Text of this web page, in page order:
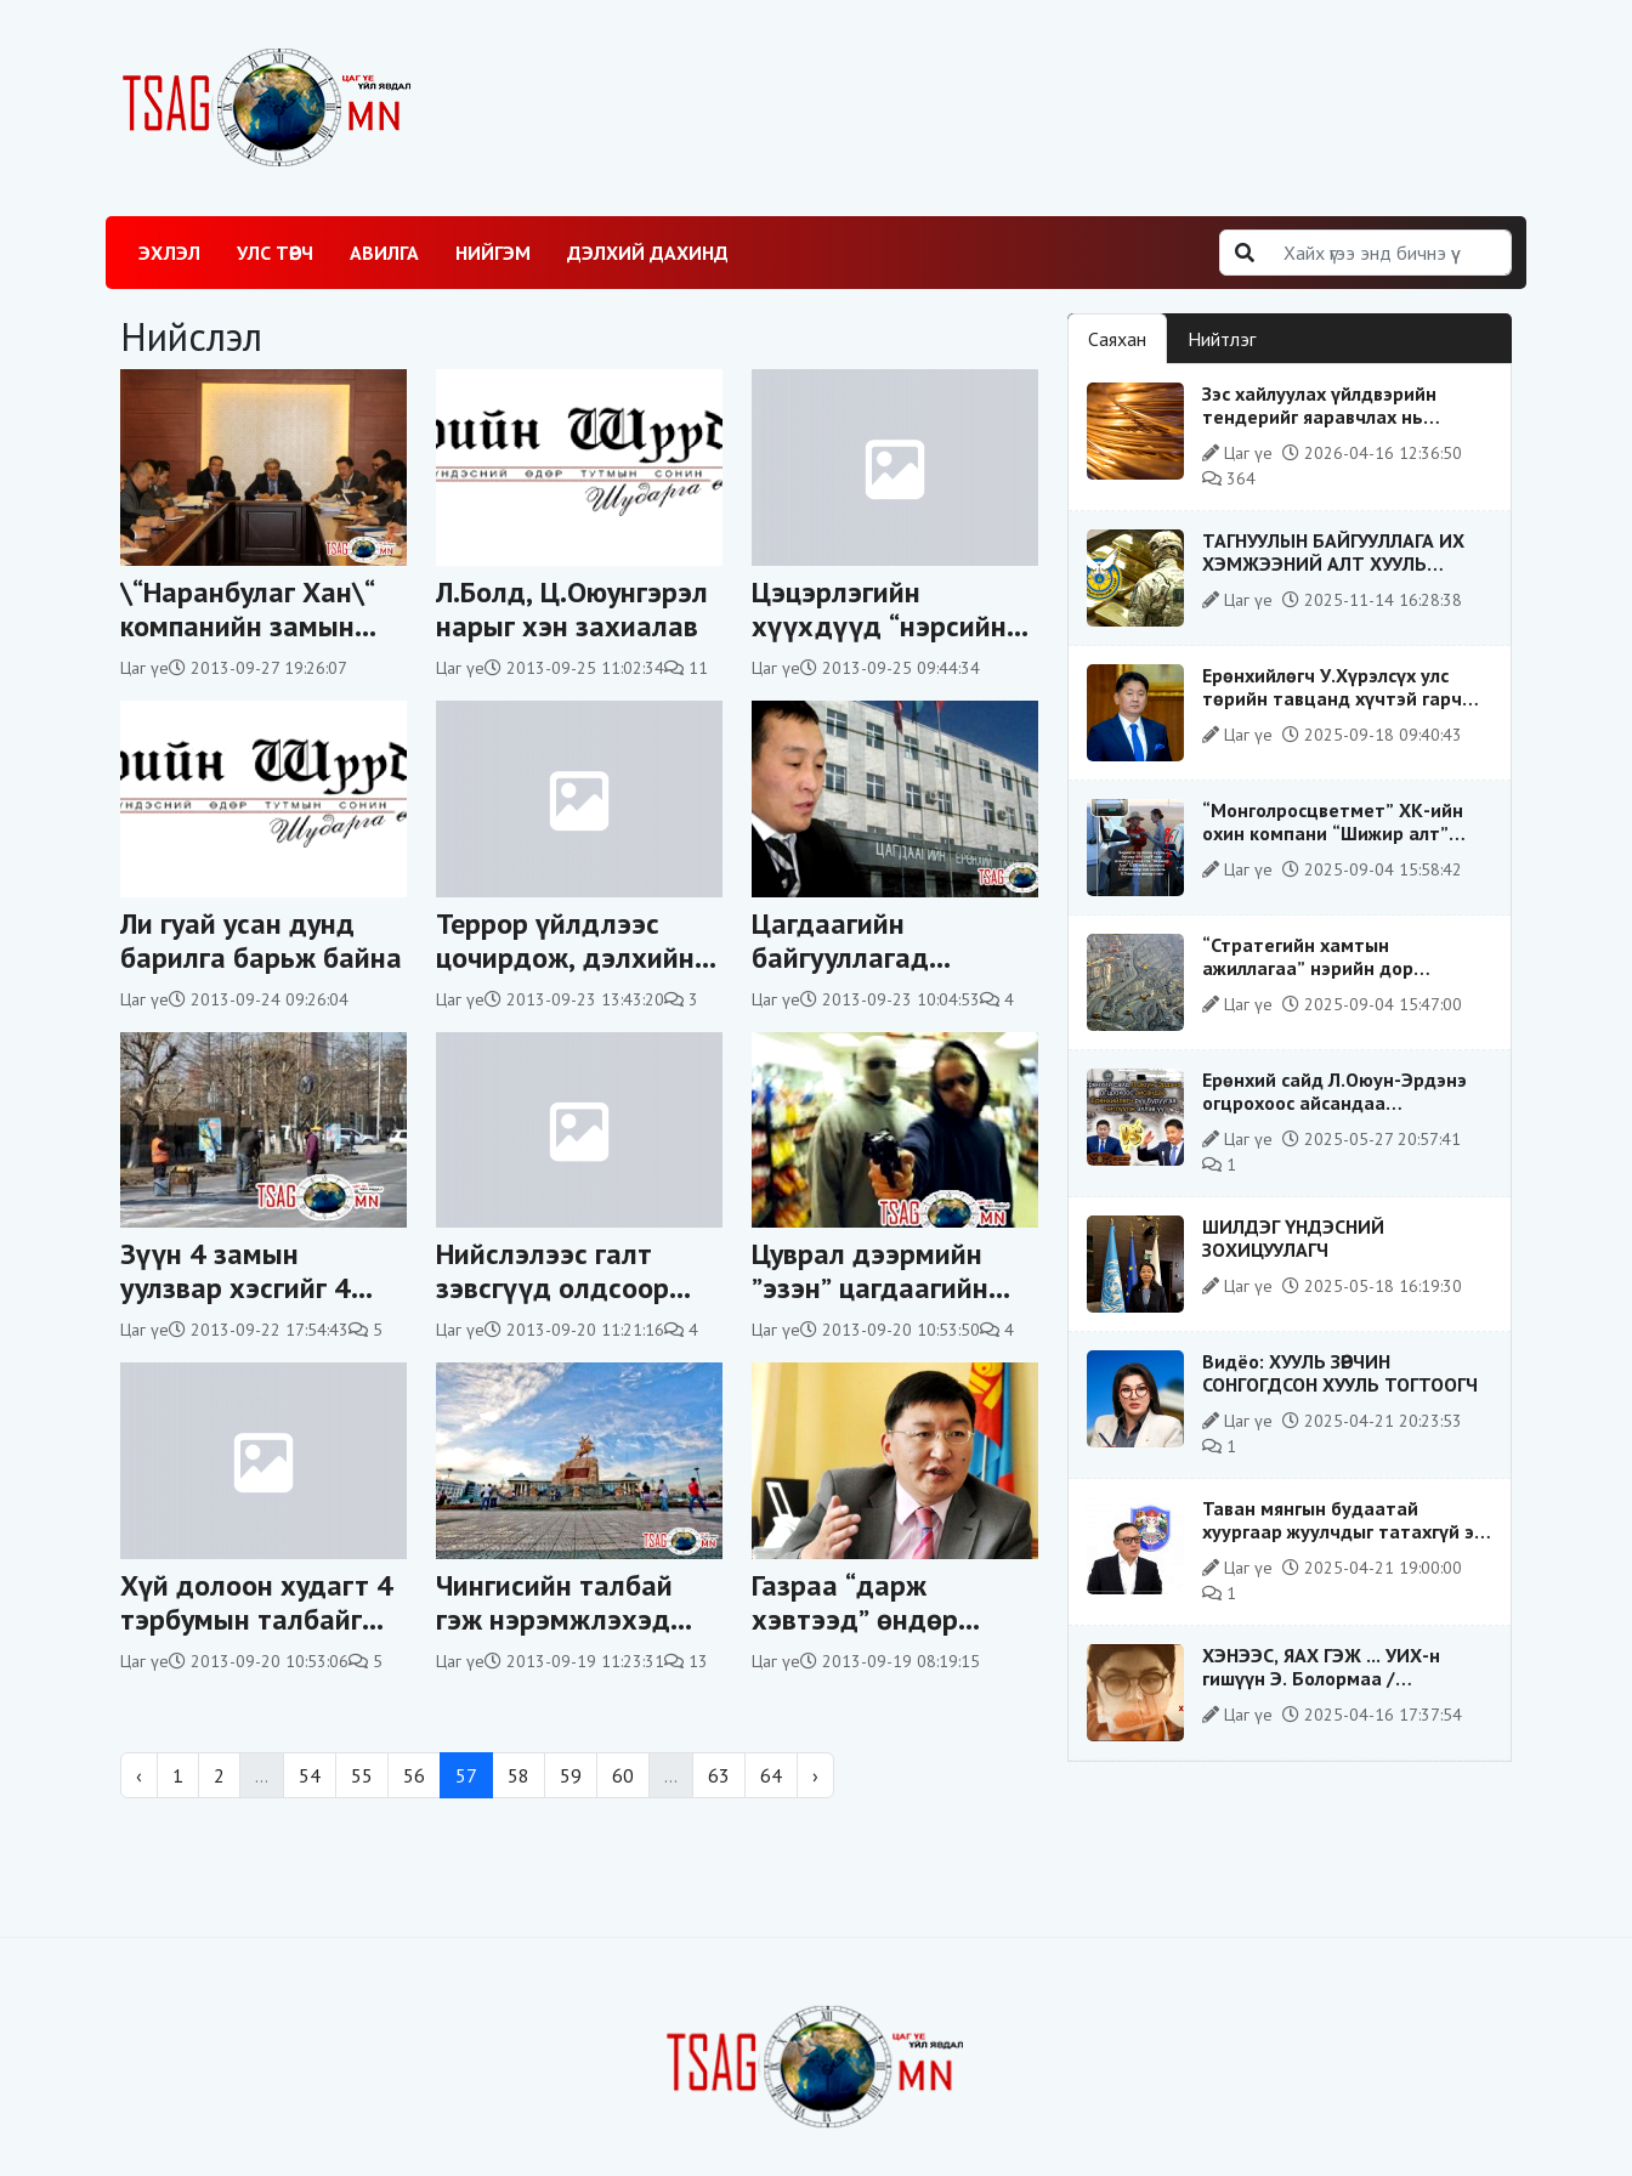
ЭХЛЭЛ УЛС ТӨРЧ АВИЛГА НИЙГЭМ ДЭЛХИЙ ДАХИНД
Нийслэл
\“Наранбулаг Хан\“
компанийн замын
индүүчин инженерээ
Цаг үе 2013-09-27 19:26:07
Л.Болд, Ц.Оюунгэрэл
нарыг хэн захиалав
Цаг үе 2013-09-25 11:02:34 11
Цэцэрлэгийн
хүүхдүүд “нэрсийн
хязгаарлалт”-д өртөв
Цаг үе 2013-09-25 09:44:34
Ли гуай усан дунд
барилга барьж байна
Цаг үе 2013-09-24 09:26:04
Террор үйлдлээс
цочирдож, дэлхийн
дэвжээнээс медаль
хүртсэн өдрүүд
Цаг үе 2013-09-23 13:43:20 3
Цагдаагийн
байгууллагад
жинхэнэ шинэчлэл
хэрэгтэйг дээрмийн
хэрэг харууллаа
Цаг үе 2013-09-23 10:04:53 4
Зүүн 4 замын
уулзвар хэсгийг 4
хоног хаана
Цаг үе 2013-09-22 17:54:43 5
Нийслэлээс галт
зэвсгүүд олдсоор
байна
Цаг үе 2013-09-20 11:21:16 4
Цуврал дээрмийн
”эзэн” цагдаагийн
төлөөлөгч байжээ
Цаг үе 2013-09-20 10:53:50 4
Хүй долоон худагт 4
тэрбумын талбайг
дрифтчид сүйтгэж
Цаг үе 2013-09-20 10:53:06 5
Чингисийн талбай
гэж нэрэмжлэхэд
тохирохгүй
Цаг үе 2013-09-19 11:23:31 13
Газраа “дарж
хэвтээд” өндөр
үнээр улсад заръя
Цаг үе 2013-09-19 08:19:15
‹ 1 2 ... 54 55 56 57 58 59 60 ... 63 64 ›
Саяхан Нийтлэг
Зэс хайлуулах үйлдвэрийн
тендерийг яаравчлах нь
“Үндэсний аюулгүй байдал“-д
эрсдэлтэй юу?
Цаг үе
2026-04-16 12:36:50
364
ТАГНУУЛЫН БАЙГУУЛЛАГА ИХ
ХЭМЖЭЭНИЙ АЛТ ХУУЛЬ
БУСААР ХИЛЭЭР ГАРГАХ ГЭЖ
БАЙСАН ҮЙЛДЛИЙГ ТАСЛАН
Цаг үе 2025-11-14 16:28:38
Ерөнхийлөгч У.Хүрэлсүх улс
төрийн тавцанд хүчтэй гарч
ирэхдээ өөрийгөө шударга
ёсны төлөө тэмцэгч, “хуучин
таниулсан.
Цаг үе 2025-09-18 09:40:43
“Монголросцветмет” ХК-ийн
охин компани “Шижир алт”
ХХК-ийн Гүйцэтгэх захирлаар
ажиллаж байсан О.Баттөмөрт
Цаг үе 2025-09-04 15:58:42
“Стратегийн хамтын
ажиллагаа” нэрийн дор
“Чимээгүй хөрөнгө хуримтлал”
Цаг үе 2025-09-04 15:47:00
Ерөнхий сайд Л.Оюун-Эрдэнэ
огцрохоос айсандаа
Ерөнхийлөгч рүү буруугаа
чиглүүлж эхлэв үү
Цаг үе
2025-05-27 20:57:41
1
ШИЛДЭГ ҮНДЭСНИЙ
ЗОХИЦУУЛАГЧ
Цаг үе 2025-05-18 16:19:30
Видёо: ХУУЛЬ ЗӨРЧИН
СОНГОГДСОН ХУУЛЬ ТОГТООГЧ
Цаг үе
2025-04-21 20:23:53
1
Таван мянгын будаатай
хуургаар жуулчдыг татахгүй ээ,
Д.Батсүх ээ
Цаг үе
2025-04-21 19:00:00
1
ХЭНЭЭС, ЯАХ ГЭЖ ... УИХ-н
гишүүн Э. Болормаа /
сонгуулийн ажилдаа гадаадын
компаниас хандив авсан уу/
Цаг үе 2025-04-16 17:37:54